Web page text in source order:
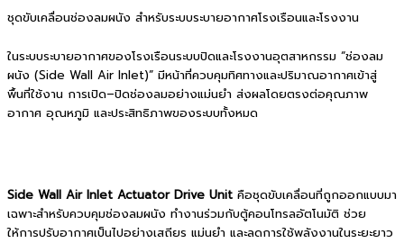
ชุดขับเคลื่อนช่องลมผนัง สำหรับระบบระบายอากาศโรงเรือนและโรงงาน
ในระบบระบายอากาศของโรงเรือนระบบปิดและโรงงานอุตสาหกรรม “ช่องลม
ผนัง (Side Wall Air Inlet)” มีหน้าที่ควบคุมทิศทางและปริมาณอากาศเข้าสู่
พื้นที่ใช้งาน การเปิด–ปิดช่องลมอย่างแม่นยำ ส่งผลโดยตรงต่อคุณภาพ
อากาศ อุณหภูมิ และประสิทธิภาพของระบบทั้งหมด
Side Wall Air Inlet Actuator Drive Unit คือชุดขับเคลื่อนที่ถูกออกแบบมา
เฉพาะสำหรับควบคุมช่องลมผนัง ทำงานร่วมกับตู้คอนโทรลอัตโนมัติ ช่วย
ให้การปรับอากาศเป็นไปอย่างเสถียร แม่นยำ และลดการใช้พลังงานในระยะยาว